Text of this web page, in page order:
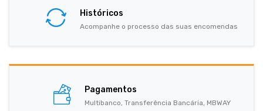
Históricos
Acompanhe o processo das suas encomendas
Pagamentos
Multibanco, Transferência Bancária, MBWAY